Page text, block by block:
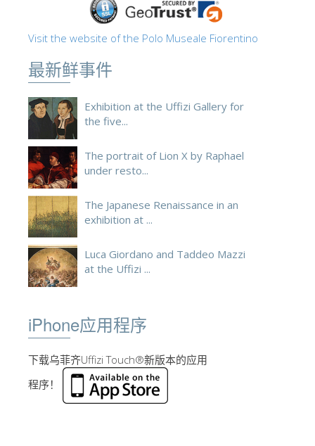
Visit the website of the Polo Museale Fiorentino
最新鲜事件
Exhibition at the Uffizi Gallery for
the five...
The portrait of Lion X by Raphael
under resto...
The Japanese Renaissance in an
exhibition at ...
Luca Giordano and Taddeo Mazzi
at the Uffizi ...
iPhone应用程序
下载乌菲齐Uffizi Touch®新版本的应用
程序！